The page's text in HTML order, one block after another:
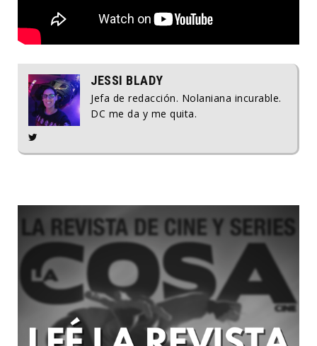
JESSI BLADY
Jefa de redacción. Nolaniana incurable.
DC me da y me quita.